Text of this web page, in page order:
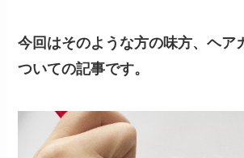
今回はそのような方の味方、ヘア
ついての記事です。